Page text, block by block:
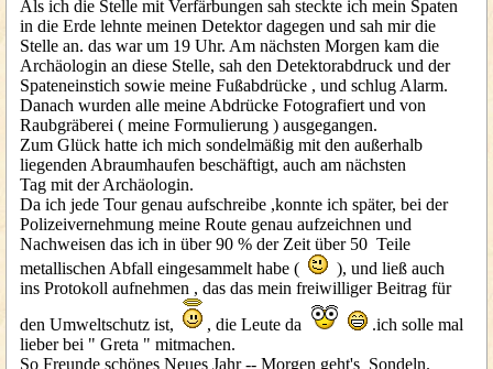
Als ich die Stelle mit Verfärbungen sah steckte ich mein Spaten
in die Erde lehnte meinen Detektor dagegen und sah mir die
Stelle an. das war um 19 Uhr. Am nächsten Morgen kam die
Archäologin an diese Stelle, sah den Detektorabdruck und der
Spateneinstich sowie meine Fußabdrücke , und schlug Alarm.
Danach wurden alle meine Abdrücke Fotografiert und von
Raubgräberei ( meine Formulierung ) ausgegangen.
Zum Glück hatte ich mich sondelmäßig mit den außerhalb
liegenden Abraumhaufen beschäftigt, auch am nächsten
Tag mit der Archäologin.
Da ich jede Tour genau aufschreibe ,konnte ich später, bei der
Polizeivernehmung meine Route genau aufzeichnen und
Nachweisen das ich in über 90 % der Zeit über 50 Teile
metallischen Abfall eingesammelt habe (
), und ließ auch
ins Protokoll aufnehmen , das das mein freiwilliger Beitrag für
den Umweltschutz ist,
, die Leute da
.ich solle mal
lieber bei " Greta " mitmachen.
So Freunde schönes Neues Jahr -- Morgen geht's Sondeln.